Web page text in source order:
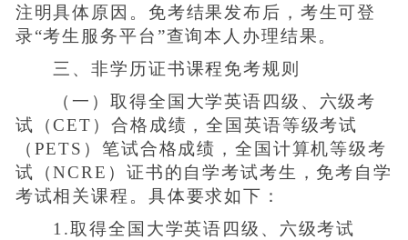
注明具体原因。免考结果发布后，考生可登
录“考生服务平台”查询本人办理结果。
三、非学历证书课程免考规则
（一）取得全国大学英语四级、六级考
试（CET）合格成绩，全国英语等级考试
（PETS）笔试合格成绩，全国计算机等级考
试（NCRE）证书的自学考试考生，免考自学
考试相关课程。具体要求如下：
1.取得全国大学英语四级、六级考试